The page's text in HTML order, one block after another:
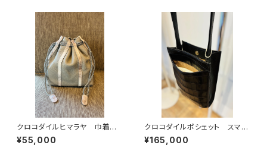
クロコダイルヒマラヤ 巾着バッ
グ イタリアンシュリンクレザー
¥55,000
クロコダイルポシェット スマホ
ポシェット 軽量バッグ
¥165,000